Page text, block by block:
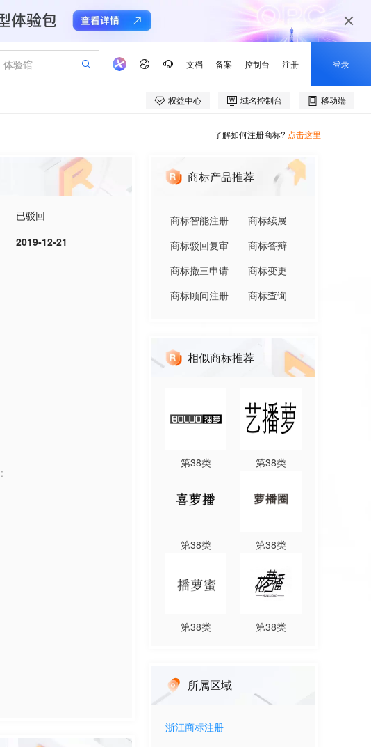
了解如何注册商标? 点击这里
已驳回
2019-12-21
商标产品推荐
商标智能注册
商标续展
商标驳回复审
商标答辩
商标撤三申请
商标变更
商标顾问注册
商标查询
相似商标推荐
第38类 第38类
第38类 第38类
第38类 第38类
所属区域
浙江商标注册